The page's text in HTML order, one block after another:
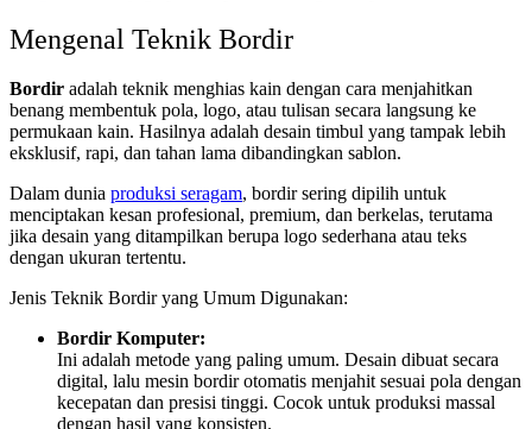
Mengenal Teknik Bordir
Bordir adalah teknik menghias kain dengan cara menjahitkan
benang membentuk pola, logo, atau tulisan secara langsung ke
permukaan kain. Hasilnya adalah desain timbul yang tampak lebih
eksklusif, rapi, dan tahan lama dibandingkan sablon.
Dalam dunia produksi seragam, bordir sering dipilih untuk
menciptakan kesan profesional, premium, dan berkelas, terutama
jika desain yang ditampilkan berupa logo sederhana atau teks
dengan ukuran tertentu.
Jenis Teknik Bordir yang Umum Digunakan:
Bordir Komputer:
Ini adalah metode yang paling umum. Desain dibuat secara
digital, lalu mesin bordir otomatis menjahit sesuai pola dengan
kecepatan dan presisi tinggi. Cocok untuk produksi massal
dengan hasil yang konsisten.